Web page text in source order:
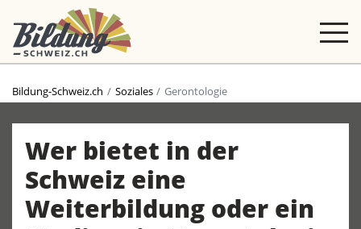
Bildung-Schweiz.ch Soziales Gerontologie
Wer bietet in der
Schweiz eine
Weiterbildung oder ein